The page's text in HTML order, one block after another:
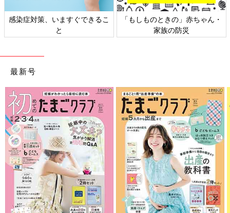
私たちにはイマジネーションというすばらしい能力が備わってい
ます。ものがなくても記憶をたどることで、あたかもそれらに触
れているような体験もできます。
あるわけです。
私たちは失敗を免れない存在ですし、つねにそこから新たな学び
をもって前進できます。
できることはその時点での最善をつくすことのみです。多少の損
失があったとしても、その分、空間のゆとりやすがすがしさは確
保できたし、決して取り返しのつかないことにはならないこと、
人生はそれなりに機能することも信頼してみてください」（川畑
のぶこさん）
「もう迷わない！」こんな時は捨てよ
う 服を手放すタイミング5選
感染症対策、いますぐできるこ
と
「もしものときの」赤ちゃん・
家族の防災
最新号